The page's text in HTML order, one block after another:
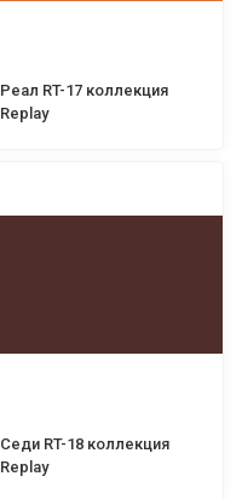
Реал RT-17 коллекция
Replay
Седи RT-18 коллекция
Replay